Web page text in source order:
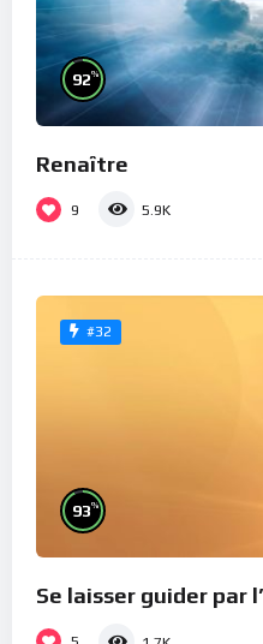
92%
Renaître
9 5.9K
#32
93%
Se laisser guider par